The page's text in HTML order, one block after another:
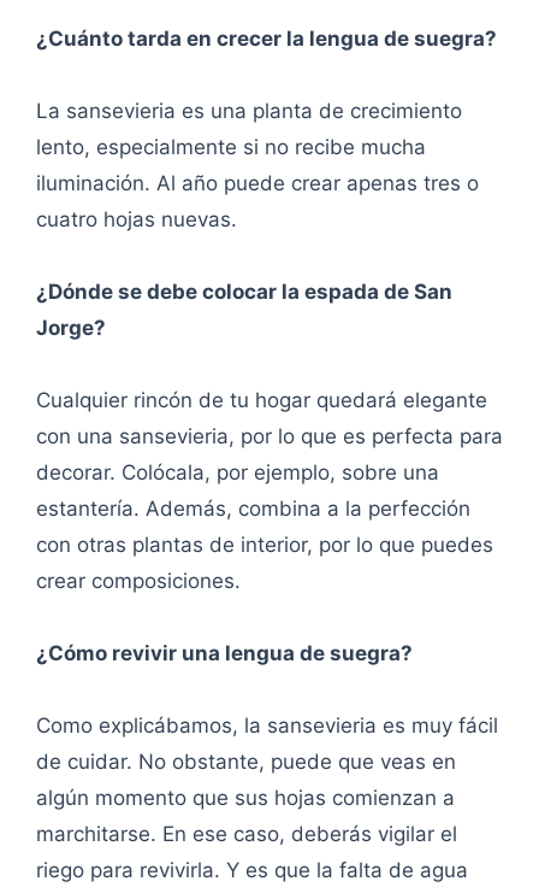
¿Cuánto tarda en crecer la lengua de suegra?
La sansevieria es una planta de crecimiento
lento, especialmente si no recibe mucha
iluminación. Al año puede crear apenas tres o
cuatro hojas nuevas.
¿Dónde se debe colocar la espada de San
Jorge?
Cualquier rincón de tu hogar quedará elegante
con una sansevieria, por lo que es perfecta para
decorar. Colócala, por ejemplo, sobre una
estantería. Además, combina a la perfección
con otras plantas de interior, por lo que puedes
crear composiciones.
¿Cómo revivir una lengua de suegra?
Como explicábamos, la sansevieria es muy fácil
de cuidar. No obstante, puede que veas en
algún momento que sus hojas comienzan a
marchitarse. En ese caso, deberás vigilar el
riego para revivirla. Y es que la falta de agua